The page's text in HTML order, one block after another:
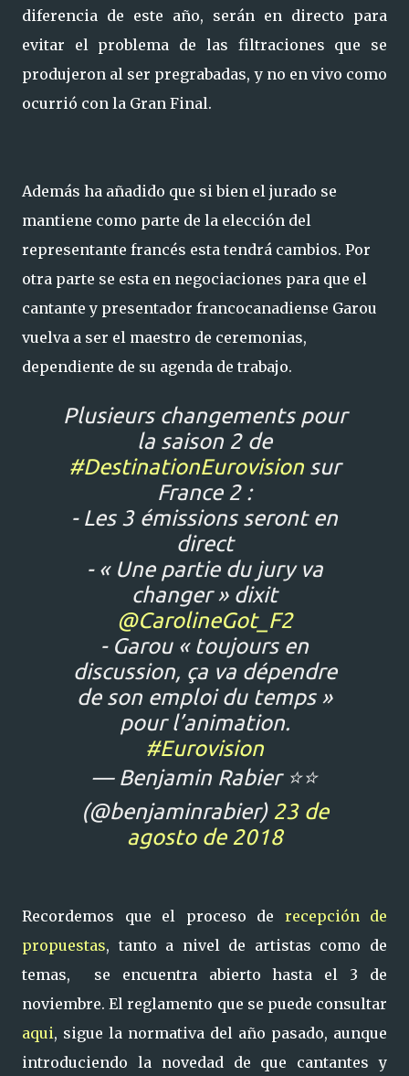
diferencia de este año, serán en directo para
evitar el problema de las filtraciones que se
produjeron al ser pregrabadas, y no en vivo como
ocurrió con la Gran Final.
Además ha añadido que si bien el jurado se
mantiene como parte de la elección del
representante francés esta tendrá cambios. Por
otra parte se esta en negociaciones para que el
cantante y presentador francocanadiense Garou
vuelva a ser el maestro de ceremonias,
dependiente de su agenda de trabajo.
Plusieurs changements pour
la saison 2 de
#DestinationEurovision sur
France 2 :
- Les 3 émissions seront en
direct
- « Une partie du jury va
changer » dixit
@CarolineGot_F2
- Garou « toujours en
discussion, ça va dépendre
de son emploi du temps »
pour l’animation.
#Eurovision
— Benjamin Rabier ⭐️⭐️
(@benjaminrabier) 23 de
agosto de 2018
Recordemos que el proceso de recepción de
propuestas, tanto a nivel de artistas como de
temas, se encuentra abierto hasta el 3 de
noviembre. El reglamento que se puede consultar
aqui, sigue la normativa del año pasado, aunque
introduciendo la novedad de que cantantes y